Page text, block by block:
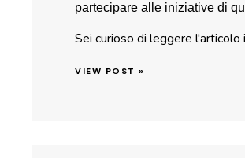
partecipare alle iniziative di
Sei curioso di leggere l'articolo
VIEW POST »